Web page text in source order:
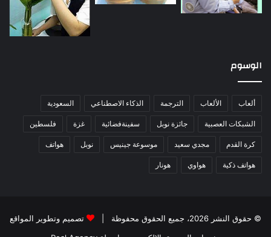
الوسوم
ألعاب الألعاب الترجمة الذكاء الاصطناعي السعودية
الشبكات العصبية جائزة نوبل سفينةفضائية غزة فلسطين
كرة القدم مجدي سعيد موسوعة جينيس نوبل هواتف
هواتف ذكية هواوي هونار
© حقوق النشر 2026، جميع الحقوق محفوظة |
تصميم وتطوير المواقع